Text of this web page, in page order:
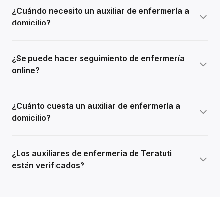
¿Cuándo necesito un auxiliar de enfermería a
domicilio?
¿Se puede hacer seguimiento de enfermería
online?
¿Cuánto cuesta un auxiliar de enfermería a
domicilio?
¿Los auxiliares de enfermería de Teratuti
están verificados?